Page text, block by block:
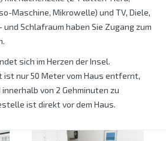
Maschine, Mikrowelle) und TV, Diele,
und Schlafraum haben Sie Zugang zum
sich im Herzen der Insel.
ist nur 50 Meter vom Haus entfernt,
von 2 Gehminuten zu
ist direkt vor dem Haus.